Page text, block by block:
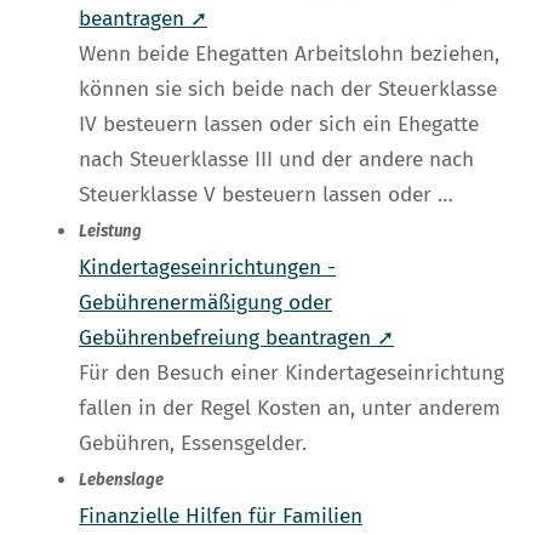
beantragen ➚
Wenn beide Ehegatten Arbeitslohn beziehen,
können sie sich beide nach der Steuerklasse
IV besteuern lassen oder sich ein Ehegatte
nach Steuerklasse III und der andere nach
Steuerklasse V besteuern lassen oder …
Leistung
Kindertageseinrichtungen -
Gebührenermäßigung oder
Gebührenbefreiung beantragen ➚
Für den Besuch einer Kindertageseinrichtung
fallen in der Regel Kosten an, unter anderem
Gebühren, Essensgelder.
Lebenslage
Finanzielle Hilfen für Familien